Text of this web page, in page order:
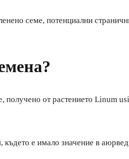
семе, потенциални
получено от растението Linum
е имало значение в